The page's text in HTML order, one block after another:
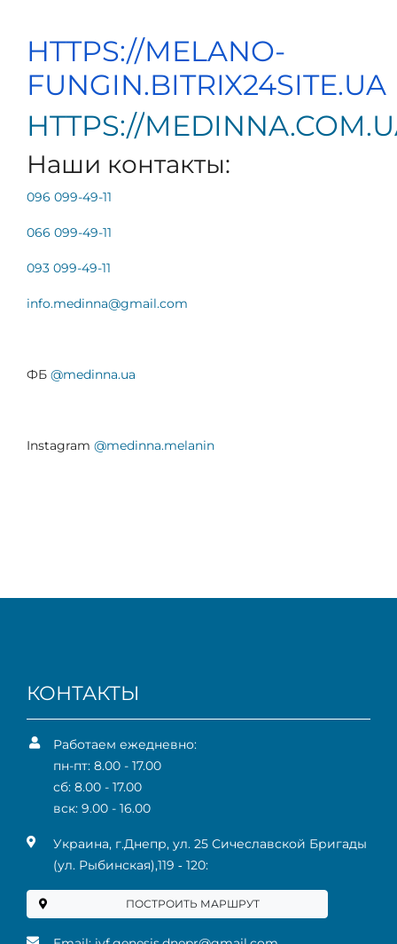
HTTPS://MELANO-
FUNGIN.BITRIX24SITE.UA
HTTPS://MEDINNA.COM.
Наши контакты:
096 099-49-11
066 099-49-11
093 099-49-11
info.medinna@gmail.com
ФБ @medinna.ua
Instagram @medinna.melanin
КОНТАКТЫ
Работаем ежедневно:
пн-пт: 8.00 - 17.00
сб: 8.00 - 17.00
вск: 9.00 - 16.00
Украина, г.Днепр, ул. 25 Сичеславской Бригады
(ул. Рыбинская),119 ‑ 120:
ПОСТРОИТЬ МАРШРУТ